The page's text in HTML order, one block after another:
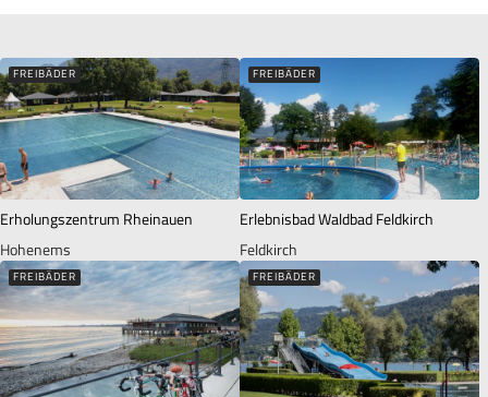
FREIBÄDER
Erholungszentrum Rheinauen
Hohenems
FREIBÄDER
Erlebnisbad Waldbad Feldkirch
Feldkirch
FREIBÄDER FREIBÄDER